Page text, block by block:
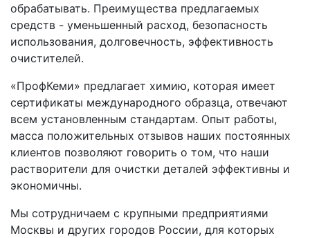
обрабатывать. Преимущества предлагаемых
средств - уменьшенный расход, безопасность
использования, долговечность, эффективность
очистителей.
«ПрофКеми» предлагает химию, которая имеет
сертификаты международного образца, отвечают
всем установленным стандартам. Опыт работы,
масса положительных отзывов наших постоянных
клиентов позволяют говорить о том, что наши
растворители для очистки деталей эффективны и
экономичны.
Мы сотрудничаем с крупными предприятиями
Москвы и других городов России, для которых